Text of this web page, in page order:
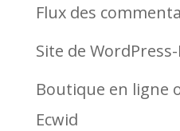
Flux des
Site de WordPress-
Boutique en ligne
Ecwid